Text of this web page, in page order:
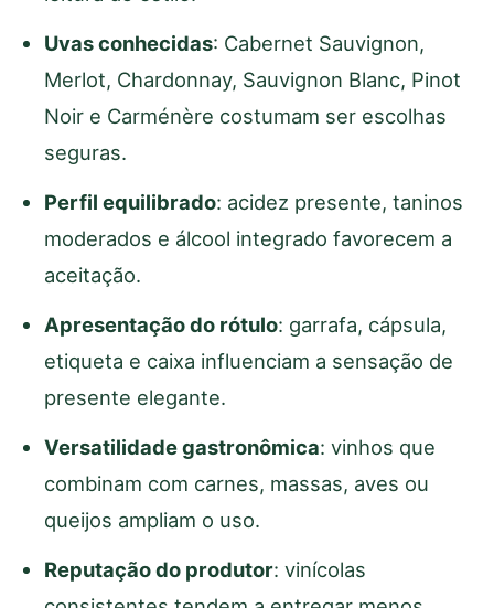
Uvas conhecidas: Cabernet Sauvignon,
Merlot, Chardonnay, Sauvignon Blanc, Pinot
Noir e Carménère costumam ser escolhas
seguras.
Perfil equilibrado: acidez presente, taninos
moderados e álcool integrado favorecem a
aceitação.
Apresentação do rótulo: garrafa, cápsula,
etiqueta e caixa influenciam a sensação de
presente elegante.
Versatilidade gastronômica: vinhos que
combinam com carnes, massas, aves ou
queijos ampliam o uso.
Reputação do produtor: vinícolas